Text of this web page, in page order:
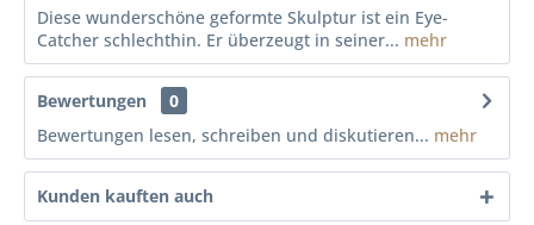
Diese wunderschöne geformte Skulptur ist ein Eye-
Catcher schlechthin. Er überzeugt in seiner... mehr
Bewertungen
0
Bewertungen lesen, schreiben und diskutieren... mehr
Kunden kauften auch